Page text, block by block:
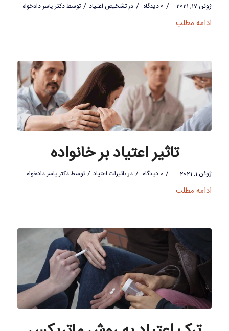
ژوئن 17, 2021 / 0 دیدگاه / درتشخیص اعتیاد / توسطدکتر یاسر دادخواه
ادامه مطلب
تاثیر اعتیاد بر خانواده
ژوئن 1, 2021 / 0 دیدگاه / درتاثیرات اعتیاد / توسطدکتر یاسر دادخواه
ادامه مطلب